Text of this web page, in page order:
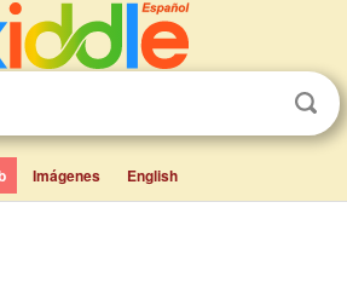
Imágenes English